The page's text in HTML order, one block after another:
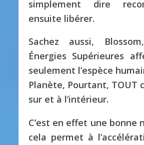
simplement dire
ensuite libérer.
Sachez aussi,
Énergies Supérieures
seulement l’espèce
Planète, Pourtant, TOUT
sur et à l’intérieur.
C’est en effet une bonne
cela permet à